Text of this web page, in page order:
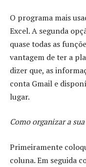
O programa mais
Excel. A segunda
quase todas as
vantagem de ter a
dizer que, as
conta Gmail e
lugar.
Como organizar a
Primeiramente
coluna. Em seguida